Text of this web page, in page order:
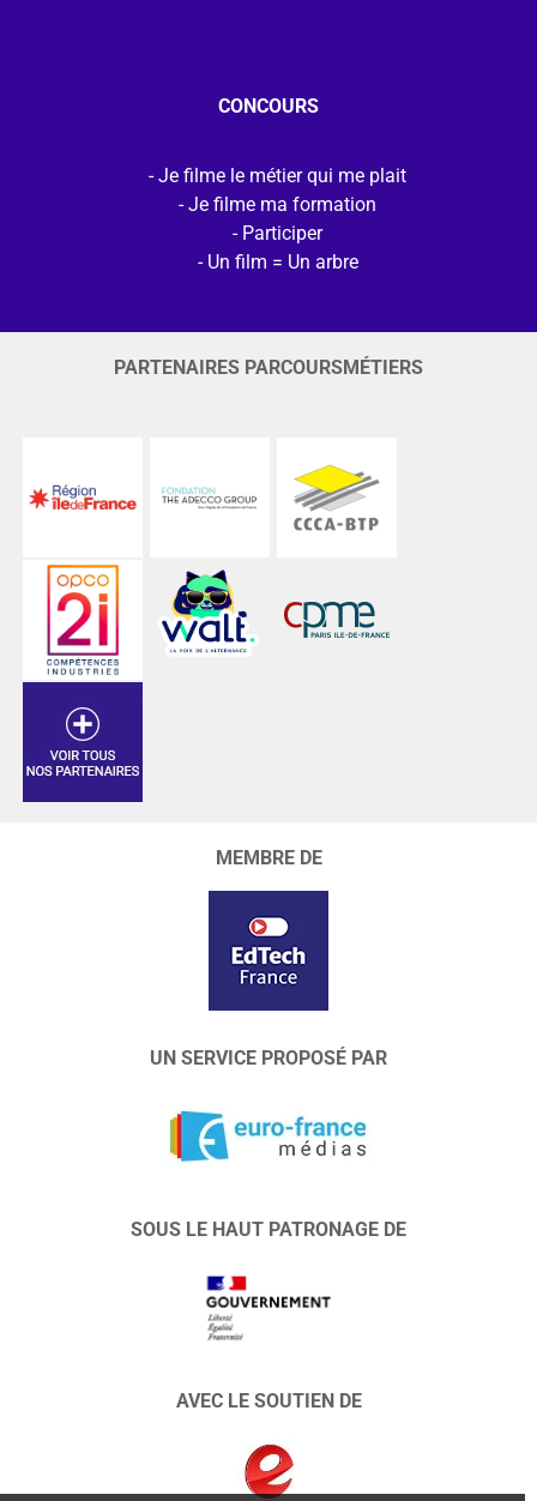
CONCOURS
Je filme le métier qui me plait
Je filme ma formation
Participer
Un film = Un arbre
PARTENAIRES PARCOURSMÉTIERS
MEMBRE DE
UN SERVICE PROPOSÉ PAR
SOUS LE HAUT PATRONAGE DE
AVEC LE SOUTIEN DE